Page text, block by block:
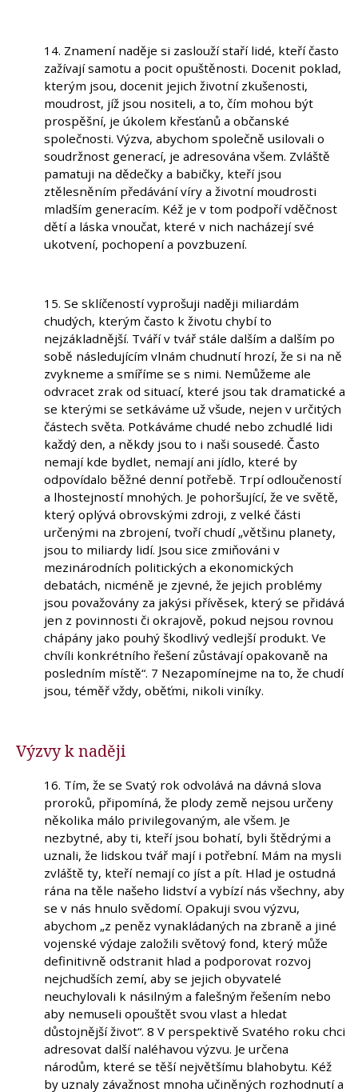
14. Znamení naděje si zaslouží staří lidé, kteří často
zažívají samotu a pocit opuštěnosti. Docenit poklad,
kterým jsou, docenit jejich životní zkušenosti,
moudrost, jíž jsou nositeli, a to, čím mohou být
prospěšní, je úkolem křesťanů a občanské
společnosti. Výzva, abychom společně usilovali o
soudržnost generací, je adresována všem. Zvláště
pamatuji na dědečky a babičky, kteří jsou
ztělesněním předávání víry a životní moudrosti
mladším generacím. Kéž je v tom podpoří vděčnost
dětí a láska vnoučat, které v nich nacházejí své
ukotvení, pochopení a povzbuzení.
15. Se sklíčeností vyprošuji naději miliardám
chudých, kterým často k životu chybí to
nejzákladnější. Tváří v tvář stále dalším a dalším po
sobě následujícím vlnám chudnutí hrozí, že si na ně
zvykneme a smíříme se s nimi. Nemůžeme ale
odvracet zrak od situací, které jsou tak dramatické a
se kterými se setkáváme už všude, nejen v určitých
částech světa. Potkáváme chudé nebo zchudlé lidi
každý den, a někdy jsou to i naši sousedé. Často
nemají kde bydlet, nemají ani jídlo, které by
odpovídalo běžné denní potřebě. Trpí odloučeností
a lhostejností mnohých. Je pohoršující, že ve světě,
který oplývá obrovskými zdroji, z velké části
určenými na zbrojení, tvoří chudí „většinu planety,
jsou to miliardy lidí. Jsou sice zmiňováni v
mezinárodních politických a ekonomických
debatách, nicméně je zjevné, že jejich problémy
jsou považovány za jakýsi přívěsek, který se přidává
jen z povinnosti či okrajově, pokud nejsou rovnou
chápány jako pouhý škodlivý vedlejší produkt. Ve
chvíli konkrétního řešení zůstávají opakovaně na
posledním místě“. 7 Nezapomínejme na to, že chudí
jsou, téměř vždy, oběťmi, nikoli viníky.
Výzvy k naději
16. Tím, že se Svatý rok odvolává na dávná slova
proroků, připomíná, že plody země nejsou určeny
několika málo privilegovaným, ale všem. Je
nezbytné, aby ti, kteří jsou bohatí, byli štědrými a
uznali, že lidskou tvář mají i potřební. Mám na mysli
zvláště ty, kteří nemají co jíst a pít. Hlad je ostudná
rána na těle našeho lidství a vybízí nás všechny, aby
se v nás hnulo svědomí. Opakuji svou výzvu,
abychom „z peněz vynakládaných na zbraně a jiné
vojenské výdaje založili světový fond, který může
definitivně odstranit hlad a podporovat rozvoj
nejchudších zemí, aby se jejich obyvatelé
neuchylovali k násilným a falešným řešením nebo
aby nemuseli opouštět svou vlast a hledat
důstojnější život“. 8 V perspektivě Svatého roku chci
adresovat další naléhavou výzvu. Je určena
národům, které se těší největšímu blahobytu. Kéž
by uznaly závažnost mnoha učiněných rozhodnutí a